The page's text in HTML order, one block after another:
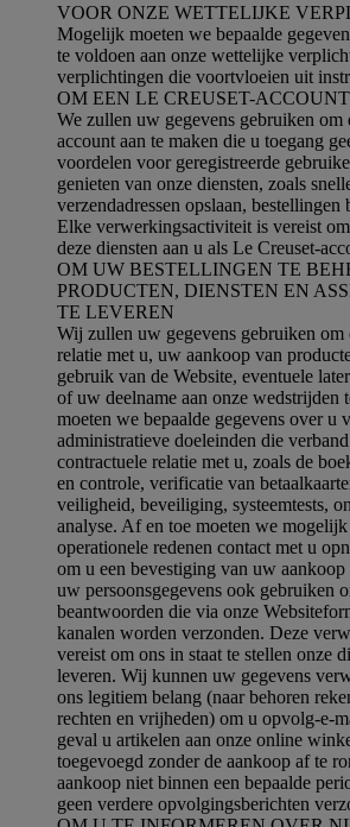
VOOR ONZE WETTELIJKE
Mogelijk moeten we bepaalde
te voldoen aan onze wettelijke
verplichtingen die voortvloeien uit
OM EEN LE CREUSET-
We zullen uw gegevens gebruiken om
account aan te maken die u toegang
voordelen voor geregistreerde
genieten van onze diensten, zoals
verzendadressen opslaan,
Elke verwerkingsactiviteit is vereist
deze diensten aan u als Le Creuset-
OM UW BESTELLINGEN TE
PRODUCTEN, DIENSTEN EN
TE LEVEREN
Wij zullen uw gegevens gebruiken om
relatie met u, uw aankoop van
gebruik van de Website, eventuele
of uw deelname aan onze wedstrijden
moeten we bepaalde gegevens over u
administratieve doeleinden die
contractuele relatie met u, zoals de
en controle, verificatie van
veiligheid, beveiliging, systeemtests,
analyse. Af en toe moeten we
operationele redenen contact met u
om u een bevestiging van uw aankoop
uw persoonsgegevens ook gebruiken
beantwoorden die via onze
kanalen worden verzonden. Deze
vereist om ons in staat te stellen onze
leveren. Wij kunnen uw gegevens
ons legitiem belang (naar behoren
rechten en vrijheden) om u opvolg-e-
geval u artikelen aan onze online
toegevoegd zonder de aankoop af te
aankoop niet binnen een bepaalde
geen verdere opvolgingsberichten